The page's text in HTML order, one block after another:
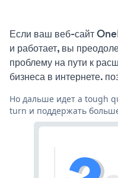
Если ваш веб-сайт
и работает, вы
проблему на пути к
бизнеса в интернете.
Но дальше идет a tough
turn и поддержать